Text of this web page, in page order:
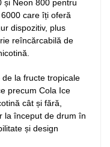
și Neon 800 pentru
care îți oferă
dispozitiv, plus
reîncărcabilă de
la fructe tropicale
precum Cola Ice
cât și fără,
la început de drum în
și design